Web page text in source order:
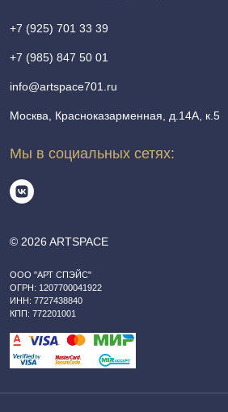
© 2026 ARTSPACE
ООО "АРТ СПЭЙС"
ОГРН: 1207700041922
ИНН: 7727438840
КПП: 772201001
+7 (925) 701 33 39
+7 (985) 847 50 01
info@artspace701.ru
Москва, Красноказарменная, д.14А, к.5
Мы в социальных сетях: